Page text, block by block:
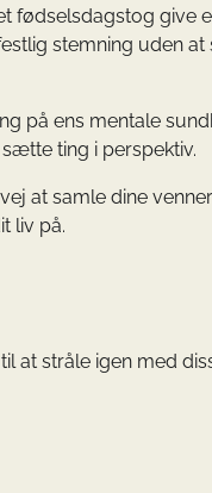
fødselsdagstog give
stemning uden
på ens mentale
ting i perspektiv.
at samle dine
liv på.
at stråle igen med